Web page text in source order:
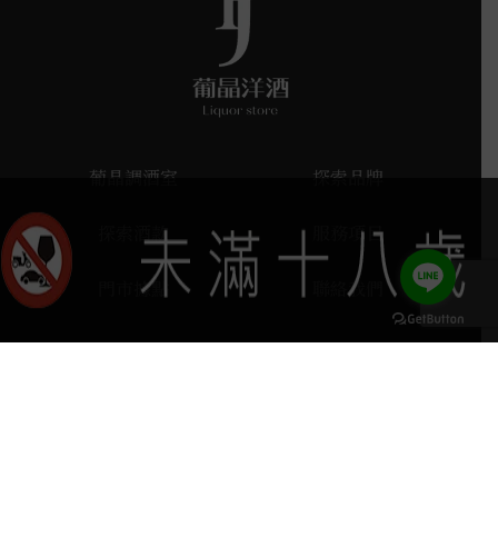
葡晶調酒室 探索品牌
探索酒款 服務項目
門市據點 聯絡我們